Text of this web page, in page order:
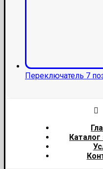
Переключатель 7
Каталог